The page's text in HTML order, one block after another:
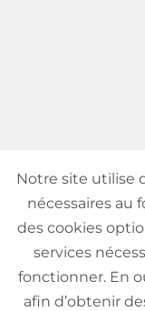
Notre site utilise
nécessaires au
des cookies
services
fonctionner. En
afin d’obtenir